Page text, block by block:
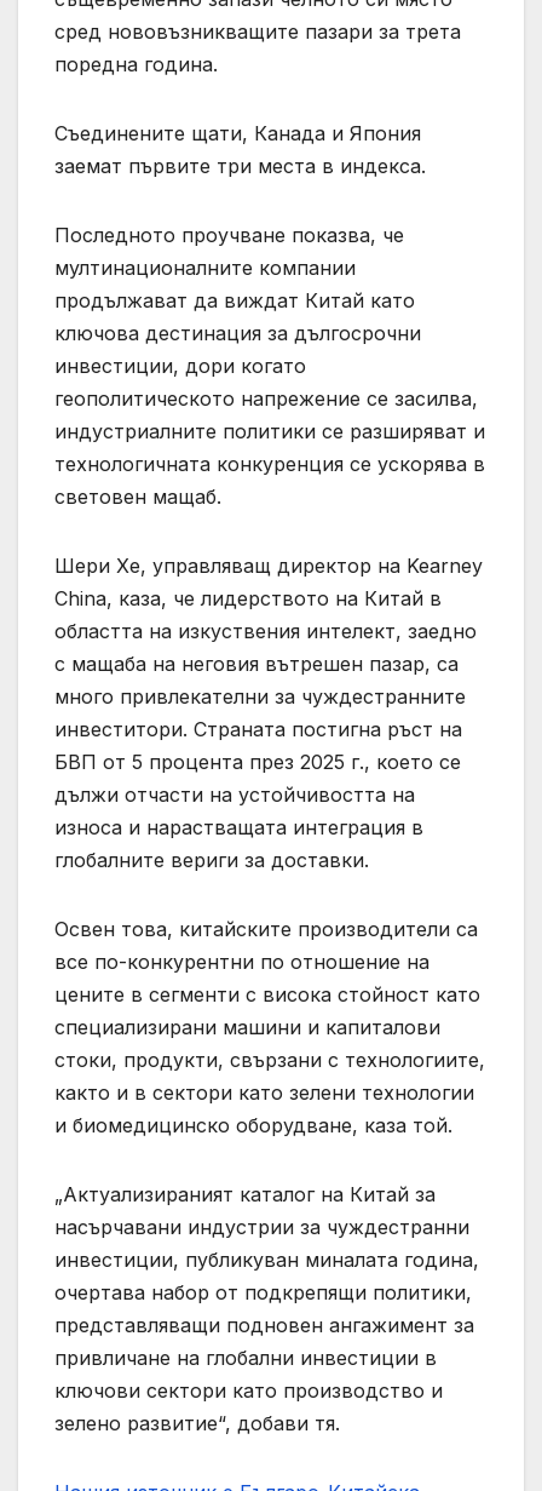
сред нововъзникващите пазари за трета
поредна година.
Съединените щати, Канада и Япония
заемат първите три места в индекса.
Последното проучване показва, че
мултинационалните компании
продължават да виждат Китай като
ключова дестинация за дългосрочни
инвестиции, дори когато
геополитическото напрежение се засилва,
индустриалните политики се разширяват и
технологичната конкуренция се ускорява в
световен мащаб.
Шери Хе, управляващ директор на Kearney
China, каза, че лидерството на Китай в
областта на изкуствения интелект, заедно
с мащаба на неговия вътрешен пазар, са
много привлекателни за чуждестранните
инвеститори. Страната постигна ръст на
БВП от 5 процента през 2025 г., което се
дължи отчасти на устойчивостта на
износа и нарастващата интеграция в
глобалните вериги за доставки.
Освен това, китайските производители са
все по-конкурентни по отношение на
цените в сегменти с висока стойност като
специализирани машини и капиталови
стоки, продукти, свързани с технологиите,
както и в сектори като зелени технологии
и биомедицинско оборудване, каза той.
„Актуализираният каталог на Китай за
насърчавани индустрии за чуждестранни
инвестиции, публикуван миналата година,
очертава набор от подкрепящи политики,
представляващи подновен ангажимент за
привличане на глобални инвестиции в
ключови сектори като производство и
зелено развитие“, добави тя.